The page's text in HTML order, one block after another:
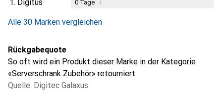
1. Digitus 0Tage i
Alle 30 Marken vergleichen
Rückgabequote
So oft wird ein Produkt dieser Marke in der Kategorie
«Serverschrank Zubehör» retourniert.
Quelle: Digitec Galaxus